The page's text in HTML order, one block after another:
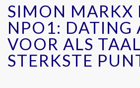
SIMON MARKX
NPO1: DATING
VOOR ALS
STERKSTE